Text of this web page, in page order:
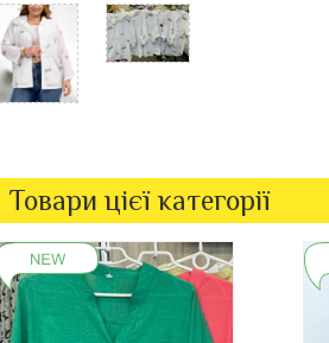
Товари цієї категорії